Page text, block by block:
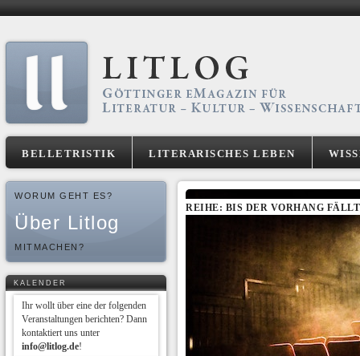
BELLETRISTIK LITERARISCHES LEBEN
REIHE: BIS DER VORHANG FÄLLT
WORUM GEHT ES?
Über Litlog
MITMACHEN?
KALENDER
Ihr wollt über eine der folgenden
Veranstaltungen berichten? Dann
kontaktiert uns unter
info@litlog.de!